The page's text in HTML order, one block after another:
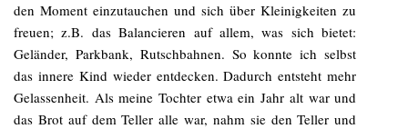
den Moment einzutauchen und sich über Kleinigkeiten zu
freuen; z.B. das Balancieren auf allem, was sich bietet:
Geländer, Parkbank, Rutschbahnen. So konnte ich selbst
das innere Kind wieder entdecken. Dadurch entsteht mehr
Gelassenheit. Als meine Tochter etwa ein Jahr alt war und
das Brot auf dem Teller alle war, nahm sie den Teller und